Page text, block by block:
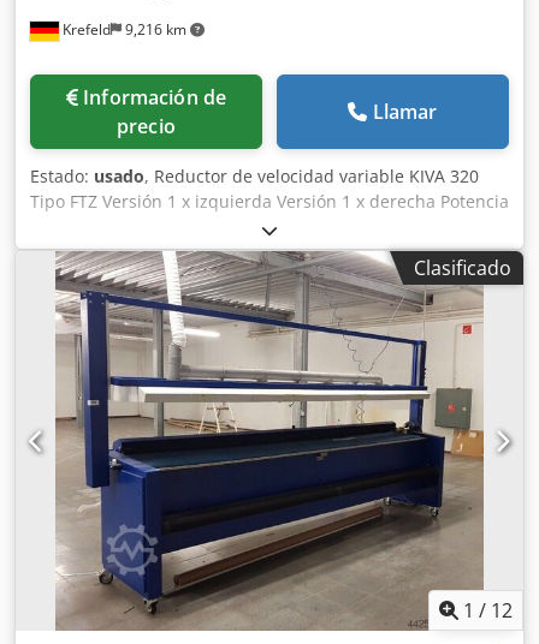
Krefeld 9,216 km
Información de
precio
Llamar
Estado: usado, Reductor de velocidad variable KIVA 320
Tipo FTZ Versión 1 x izquierda Versión 1 x derecha Potencia
necesaria 5,5 kW Peso aprox. 200 kg Espacio necesario
aprox. 0,5 x 0,5 x0,5 m Dkedpetv Imysfx Adler 2 cajas de
engranajes de repuesto para caladoras KÜSTERS, tipo
268.10 Versión 1 x izquierda + 1 x derecha
Clasificado
1 / 12